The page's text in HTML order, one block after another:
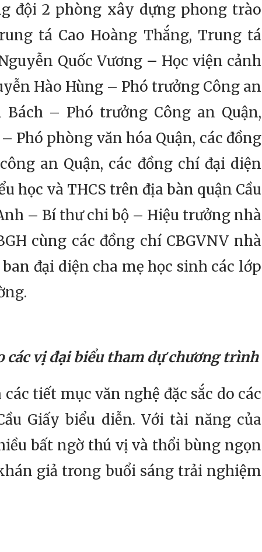
đội 2 phòng xây dựng phong trào
tá Cao Hoàng Thắng, Trung tá
Quốc Vương– Học viện cảnh
Hào Hùng – Phó trưởng Công an
– Phó trưởng Công an Quận,
Phó phòng văn hóa Quận, các đồng
an Quận, các đồng chí đại diện
học và THCS trên địa bàn quận Cầu
– Bí thư chi bộ – Hiệu trưởng nhà
cùng các đồng chí CBGVNV nhà
đại diện cha mẹ học sinh các lớp
các vị đại biểu tham dự chương trình
tiết mục văn nghệ đặc sắc do các
Giấy biểu diễn. Với tài năng của
bất ngờ thú vị và thổi bùng ngọn
giả trong buổi sáng trải nghiệm